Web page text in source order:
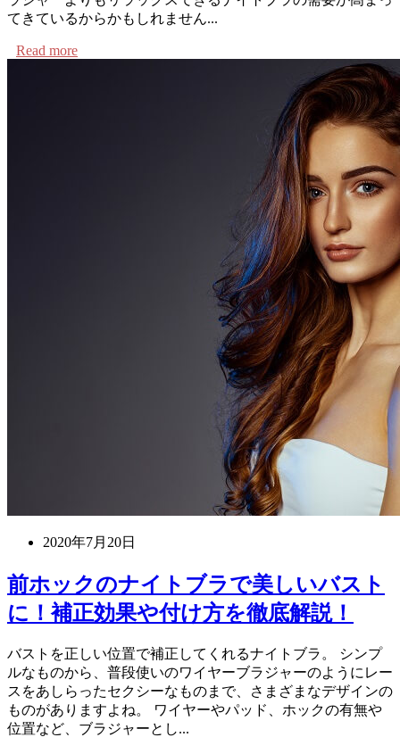
てきているからかもしれません...
Read more
2020年7月20日
前ホックのナイトブラで美しいバスト
に！補正効果や付け方を徹底解説！
バストを正しい位置で補正してくれるナイトブラ。 シンプ
ルなものから、普段使いのワイヤーブラジャーのようにレー
スをあしらったセクシーなものまで、さまざまなデザインの
ものがありますよね。 ワイヤーやパッド、ホックの有無や
位置など、ブラジャーとし...